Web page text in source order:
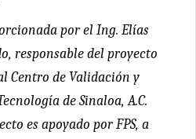
por el Ing. Elías
responsable del proyecto
Centro de Validación y
de Sinaloa, A.C.
es apoyado por FPS, a